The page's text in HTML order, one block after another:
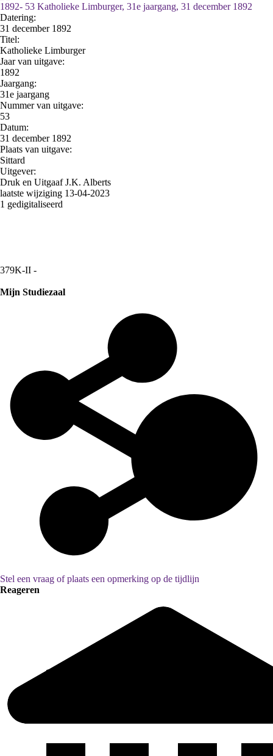
1892- 53 Katholieke Limburger, 31e jaargang, 31 december 1892
Datering:
31 december 1892
Titel:
Katholieke Limburger
Jaar van uitgave:
1892
Jaargang:
31e jaargang
Nummer van uitgave:
53
Datum:
31 december 1892
Plaats van uitgave:
Sittard
Uitgever:
Druk en Uitgaaf J.K. Alberts
laatste wijziging 13-04-2023
1 gedigitaliseerd
379K-II -
Mijn Studiezaal
Stel een vraag of plaats een opmerking op de tijdlijn
Reageren